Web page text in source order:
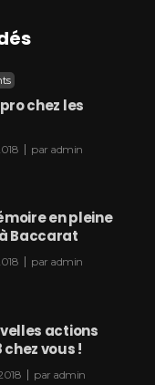
chez les
par admin
en pleine
Baccarat
par admin
actions
chez vous !
par admin